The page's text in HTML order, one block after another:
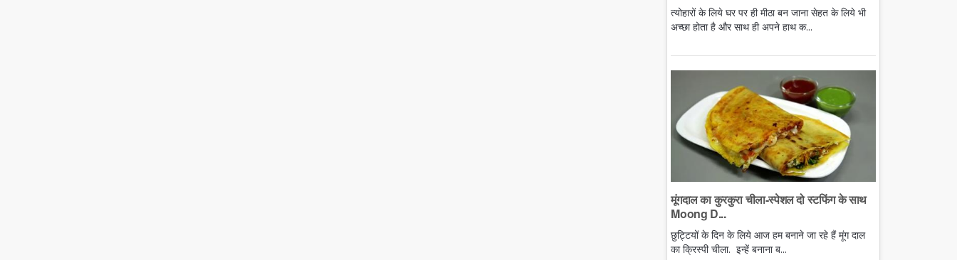
त्योहारों के लिये घर पर ही मीठा बन जाना सेहत के लिये भी
अच्छा होता है और साथ ही अपने हाथ क...
मूंगदाल का कुरकुरा चीला-स्पेशल दो स्टफिंग के साथ
Moong D...
छुट्टियों के दिन के लिये आज हम बनाने जा रहे हैं मूंग दाल
का क्रिस्पी चीला. इन्हें बनाना ब...